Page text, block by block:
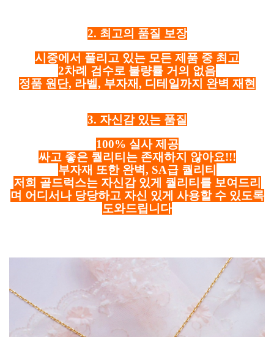
2. 최고의 품질 보장
시중에서 풀리고 있는 모든 제품 중 최고
2차례 검수로 불량률 거의 없음
정품 원단, 라벨, 부자재, 디테일까지 완벽 재현
3. 자신감 있는 품질
100% 실사 제공
싸고 좋은 퀄리티는 존재하지 않아요!!!
부자재 또한 완벽, SA급 퀄리티
저희 골드럭스는 자신감 있게 퀄리티를 보여드리
며 어디서나 당당하고 자신 있게 사용할 수 있도록
도와드립니다